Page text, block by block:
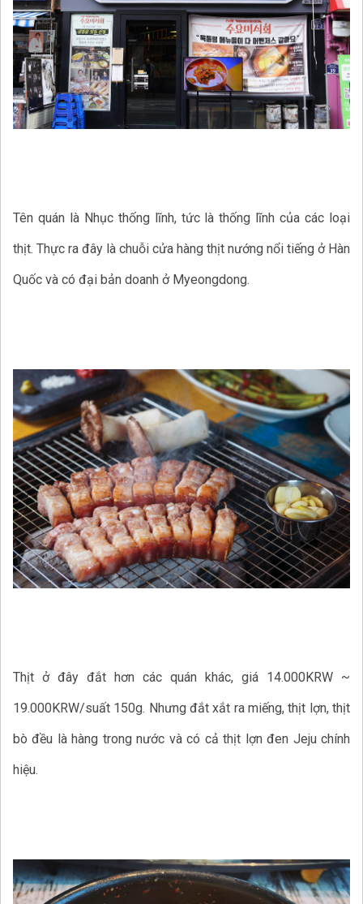
Tên quán là Nhục thống lĩnh, tức là thống lĩnh của các loại
thịt. Thực ra đây là chuỗi cửa hàng thịt nướng nổi tiếng ở Hàn
Quốc và có đại bản doanh ở Myeongdong.
Thịt ở đây đắt hơn các quán khác, giá 14.000KRW ~
19.000KRW/suất 150g. Nhưng đắt xắt ra miếng, thịt lợn, thịt
bò đều là hàng trong nước và có cả thịt lợn đen Jeju chính
hiệu.